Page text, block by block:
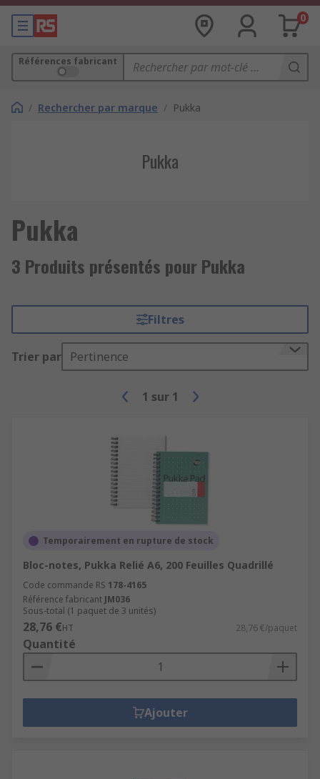
0
Références fabricant
/ Rechercher par marque / Pukka
Pukka
Pukka
3 Produits présentés pour Pukka
Filtres
Trier par Pertinence
1 sur 1
Temporairement en rupture de stock
Bloc-notes, Pukka Relié A6, 200 Feuilles Quadrillé
Code commande RS 178-4165
Référence fabricant JM036
Sous-total (1 paquet de 3 unités)
28,76 €HT 28,76 €/paquet
Quantité
Ajouter